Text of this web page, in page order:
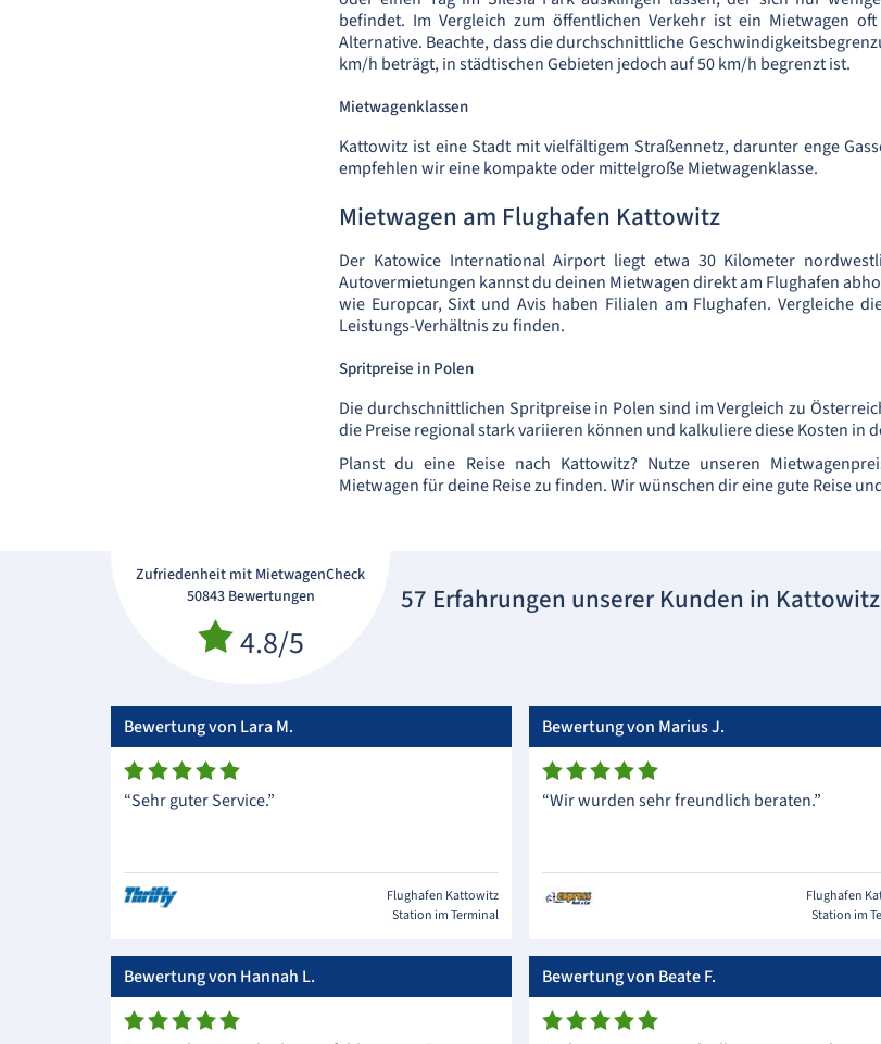
befindet. Im Vergleich zum öffentlichen Verkehr ist ein Mietwagen
Alternative. Beachte, dass die durchschnittliche
km/h beträgt, in städtischen Gebieten jedoch auf 50 km/h begrenzt ist.
Mietwagenklassen
Kattowitz ist eine Stadt mit vielfältigem Straßennetz, darunter enge
empfehlen wir eine kompakte oder mittelgroße Mietwagenklasse.
Mietwagen am Flughafen Kattowitz
Der Katowice International Airport liegt etwa 30 Kilometer
Autovermietungen kannst du deinen Mietwagen direkt am Flughafen
wie Europcar, Sixt und Avis haben Filialen am Flughafen. Vergleiche
Leistungs-Verhältnis zu finden.
Spritpreise in Polen
Die durchschnittlichen Spritpreise in Polen sind im Vergleich zu
die Preise regional stark variieren können und kalkuliere diese Kosten in
Planst du eine Reise nach Kattowitz? Nutze unseren
Mietwagen für deine Reise zu finden. Wir wünschen dir eine gute Reise
Zufriedenheit mit MietwagenCheck
50843 Bewertungen
4.8/5
57 Erfahrungen unserer Kunden in Kattowitz
Bewertung von Lara M.
“Sehr guter Service.”
Flughafen Kattowitz
Station im Terminal
Bewertung von Marius J.
“Wir wurden sehr freundlich beraten.”
Flughafen
Station im
Bewertung von Hannah L. Bewertung von Beate F.